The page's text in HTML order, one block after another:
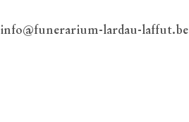
info@funerarium-lardau-laffut.be